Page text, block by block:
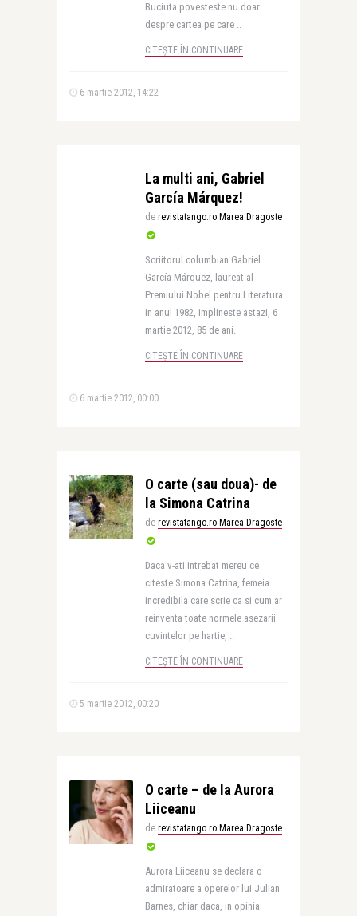
Buciuta povesteste nu doar
despre cartea pe care ..
CITEȘTE ÎN CONTINUARE
6 martie 2012, 14:22
La multi ani, Gabriel
García Márquez!
de revistatango.ro Marea Dragoste
Scriitorul columbian Gabriel
García Márquez, laureat al
Premiului Nobel pentru Literatura
in anul 1982, implineste astazi, 6
martie 2012, 85 de ani.
CITEȘTE ÎN CONTINUARE
6 martie 2012, 00:00
O carte (sau doua)- de
la Simona Catrina
de revistatango.ro Marea Dragoste
Daca v-ati intrebat mereu ce
citeste Simona Catrina, femeia
incredibila care scrie ca si cum ar
reinventa toate normele asezarii
cuvintelor pe hartie, ..
CITEȘTE ÎN CONTINUARE
5 martie 2012, 00:20
O carte – de la Aurora
Liiceanu
de revistatango.ro Marea Dragoste
Aurora Liiceanu se declara o
admiratoare a operelor lui Julian
Barnes, chiar daca, in opinia